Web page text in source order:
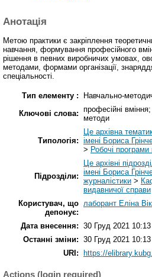
Анотація
Метою практики є закріплення
навчання, формування професійного
рішення в певних виробничих умовах,
методами, формами організації,
спеціальності.
Тип елементу :
Навчально-
Ключові слова: професійні
методи
Типологія:
Це архівна
імені Бориса
> Робочі
Підрозділи:
Це архівні
імені Бориса
журналістики >
видавничої справи
Користувач, що
депонує:
лаборант Еліна
Дата внесення: 30 Груд 2021 10:13
Останні зміни: 30 Груд 2021 10:13
URI:
https://
Actions (login required)